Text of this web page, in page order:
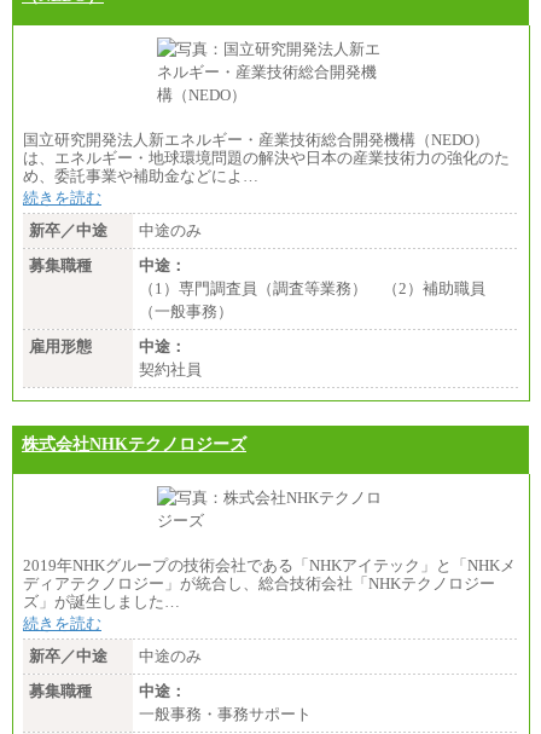
国立研究開発法人新エネルギー・産業技術総合開発機構（NEDO）
は、エネルギー・地球環境問題の解決や日本の産業技術力の強化のた
め、委託事業や補助金などによ…
続きを読む
新卒／中途
中途のみ
募集職種
中途：
（1）専門調査員（調査等業務） （2）補助職員
（一般事務）
雇用形態
中途：
契約社員
株式会社NHKテクノロジーズ
2019年NHKグループの技術会社である「NHKアイテック」と「NHKメ
ディアテクノロジー」が統合し、総合技術会社「NHKテクノロジー
ズ」が誕生しました…
続きを読む
新卒／中途
中途のみ
募集職種
中途：
一般事務・事務サポート